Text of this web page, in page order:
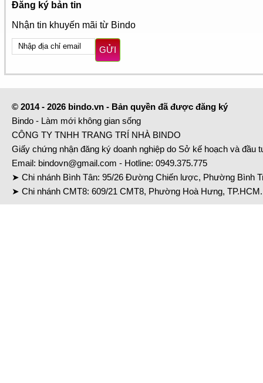
Đăng ký bản tin
Nhận tin khuyến mãi từ Bindo
GỬI
© 2014 - 2026 bindo.vn - Bản quyền đã được đăng ký
Bindo - Làm mới không gian sống
CÔNG TY TNHH TRANG TRÍ NHÀ BINDO
Giấy chứng nhận đăng ký doanh nghiệp do Sở kế hoạch và đầu
Email: bindovn@gmail.com - Hotline: 0949.375.775
➤ Chi nhánh Bình Tân: 95/26 Đường Chiến lược, Phường Bình
➤ Chi nhánh CMT8: 609/21 CMT8, Phường Hoà Hưng,